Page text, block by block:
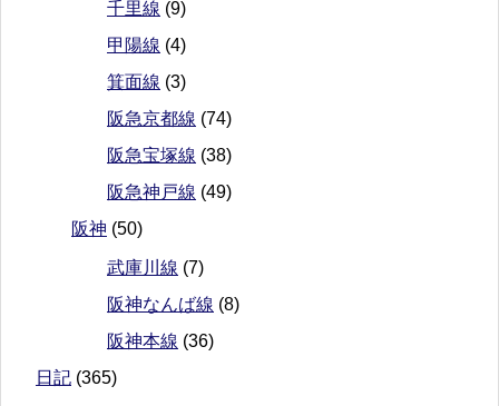
千里線 (9)
甲陽線 (4)
箕面線 (3)
阪急京都線 (74)
阪急宝塚線 (38)
阪急神戸線 (49)
阪神 (50)
武庫川線 (7)
阪神なんば線 (8)
阪神本線 (36)
日記 (365)